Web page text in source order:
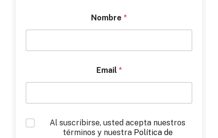
Nombre *
Email *
*
Al suscribirse, usted acepta nuestros
términos y nuestra Política de